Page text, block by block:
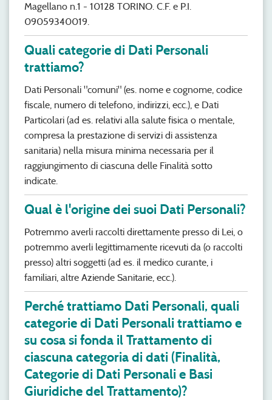
Magellano n.1 - 10128 TORINO. C.F. e P.I.
09059340019.
Quali categorie di Dati Personali
trattiamo?
Dati Personali "comuni" (es. nome e cognome, codice
fiscale, numero di telefono, indirizzi, ecc.), e Dati
Particolari (ad es. relativi alla salute fisica o mentale,
compresa la prestazione di servizi di assistenza
sanitaria) nella misura minima necessaria per il
raggiungimento di ciascuna delle Finalità sotto
indicate.
Qual è l'origine dei suoi Dati Personali?
Potremmo averli raccolti direttamente presso di Lei, o
potremmo averli legittimamente ricevuti da (o raccolti
presso) altri soggetti (ad es. il medico curante, i
familiari, altre Aziende Sanitarie, ecc.).
Perché trattiamo Dati Personali, quali
categorie di Dati Personali trattiamo e
su cosa si fonda il Trattamento di
ciascuna categoria di dati (Finalità,
Categorie di Dati Personali e Basi
Giuridiche del Trattamento)?